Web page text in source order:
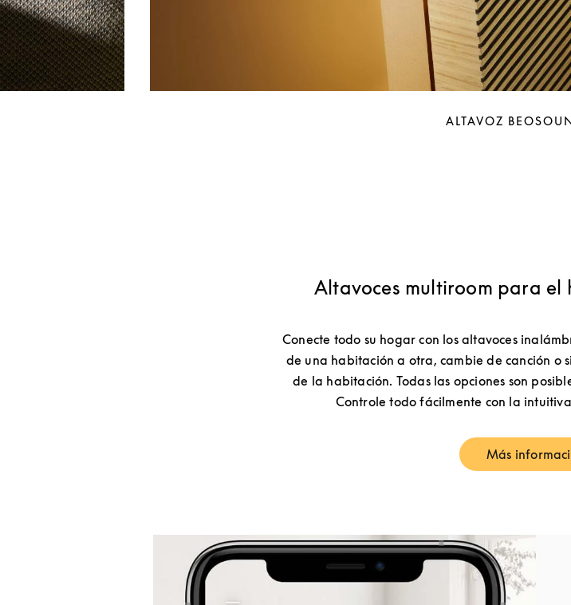
ALTAVOZ
Altavoces multiroom para el
Conecte todo su hogar con los altavoces
de una habitación a otra, cambie de canción o
de la habitación. Todas las opciones son
Controle todo fácilmente con la
Más Link
Imagen del evento